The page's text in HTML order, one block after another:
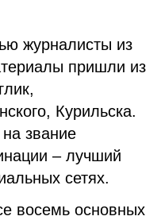
журналисты из
пришли из
Курильска.
звание
– лучший
сетях.
восемь основных